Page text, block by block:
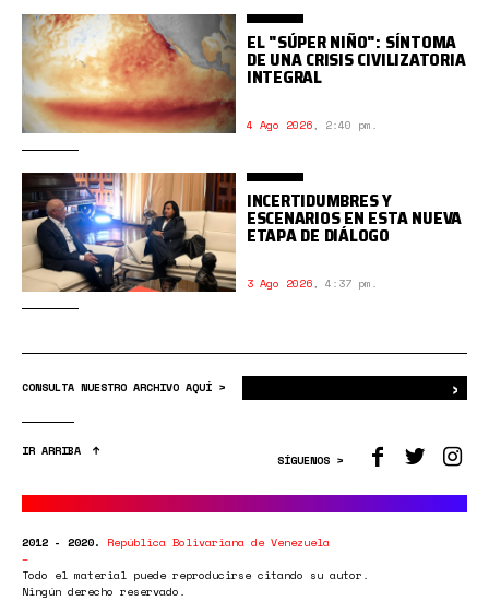
EL "SÚPER NIÑO": SÍNTOMA
DE UNA CRISIS CIVILIZATORIA
INTEGRAL
4 Ago 2026, 2:40 pm.
INCERTIDUMBRES Y
ESCENARIOS EN ESTA NUEVA
ETAPA DE DIÁLOGO
3 Ago 2026, 4:37 pm.
CONSULTA NUESTRO ARCHIVO AQUÍ > ›
IR ARRIBA
SÍGUENOS >
2012 - 2020. República Bolivariana de Venezuela
Todo el material puede reproducirse citando su autor.
Ningún derecho reservado.